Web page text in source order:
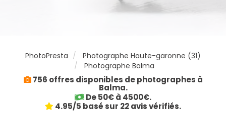
PhotoPresta
Photographe Haute-garonne (31)
Photographe Balma
756 offres disponibles de photographes à
Balma.
De 50€ à 4500€.
4.95/5 basé sur 22 avis vérifiés.